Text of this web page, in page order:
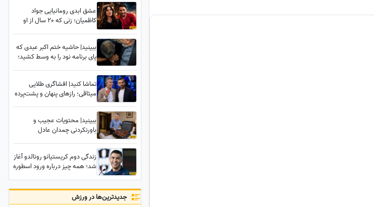
عشق ابدی رومانیایی جواد
کاظمیان؛ زنی که 20 سال از او
ببینید| حاشیه ختم اکبر عبدی که
پای برنامه نود را به وسط کشید؛
تماشا کنید| افشاگری طلایی
میثاقی؛ رازهای پنهان و پشت‌پرده
ببینید| محتویات عجیب و
باورنکردنی چمدان عادل
زندگی دوم کریستیانو رونالدو آغاز
شد؛ همه چیز درباره ورود اسطوره
جدید‌ترین‌ها در ورزش